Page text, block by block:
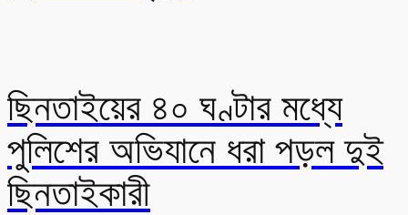
ছিনতাইয়ের ৪০ ঘণ্টার মধ্যে
পুলিশের অভিযানে ধরা পড়ল দুই
ছিনতাইকারী